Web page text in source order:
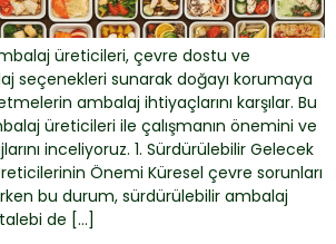
üreticileri, çevre dostu ve
seçenekleri sunarak doğayı korumaya
ambalaj ihtiyaçlarını karşılar. Bu
üreticileri ile çalışmanın önemini ve
inceliyoruz. 1. Sürdürülebilir Gelecek
Önemi Küresel çevre sorunları
bu durum, sürdürülebilir ambalaj
de […]